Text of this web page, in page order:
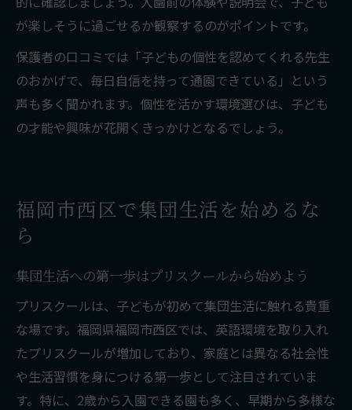
が楽しそうに過ごせるか観察するのがポイントです。
保護者の口コミでは「子どもの個性を認めてくれる先生
のおかげで、毎日自信を持って通園できている」という
声も多く聞かれます。個性を活かす環境選びは、子ども
の才能や興味が花開くきっかけとなるでしょう。
福岡市西区で集団生活を始めるな
ら
集団生活への第一歩はプリスクールから始めよう
プリスクールは、子どもが初めて集団生活に触れる貴重
な場です。福岡県福岡市西区では、英語環境を取り入れ
たプリスクールが増加しており、家庭とは異なる社会性
や生活習慣を身につける第一歩として注目されていま
す。特に、2歳から入園できる園も多く、早期から多様な